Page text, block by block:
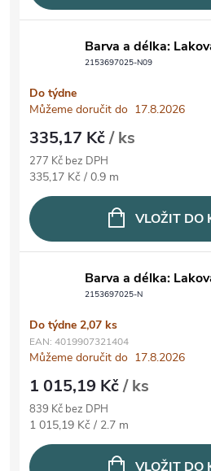
Barva a délka:
2153697025-N09
Do týdne
Můžeme doručit do 17.8.2026
335,17 Kč/ ks
277 Kč bez DPH
Měrná cena:
335,17 Kč / 0.9 m
VLOŽIT DO
Barva a délka:
2153697025-N
Do týdne 2,07 ks
EAN: 4019907321404
Můžeme doručit do 17.8.2026
1 015,19 Kč/ ks
839 Kč bez DPH
Měrná cena:
1 015,19 Kč / 2.7 m
VLOŽIT DO